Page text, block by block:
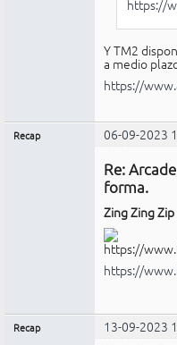
https://
Y TM2
a medio
https://
Recap 06-09-2023
Re:
forma.
Zing Zing Zip
https://
Recap 13-09-2023